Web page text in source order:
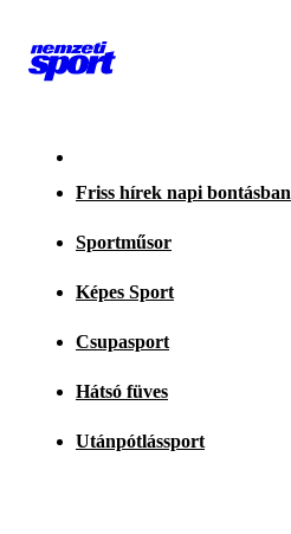
Friss hírek napi bontásban
Sportműsor
Képes Sport
Csupasport
Hátsó füves
Utánpótlássport